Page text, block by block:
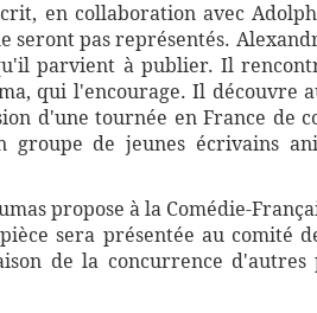
en collaboration avec
seront pas représentés.
parvient à publier. Il
qui l'encourage. Il découvre
d'une tournée en France de
de jeunes écrivains
propose à la Comédie-
sera présentée au comité
de la concurrence